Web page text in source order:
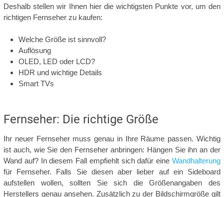
Deshalb stellen wir Ihnen hier die wichtigsten Punkte vor, um den
richtigen Fernseher zu kaufen:
Welche Größe ist sinnvoll?
Auflösung
OLED, LED oder LCD?
HDR und wichtige Details
Smart TVs
Fernseher: Die richtige Größe
Ihr neuer Fernseher muss genau in Ihre Räume passen. Wichtig
ist auch, wie Sie den Fernseher anbringen: Hängen Sie ihn an der
Wand auf? In diesem Fall empfiehlt sich dafür eine Wandhalterung
für Fernseher. Falls Sie diesen aber lieber auf ein Sideboard
aufstellen wollen, sollten Sie sich die Größenangaben des
Herstellers genau ansehen. Zusätzlich zu der Bildschirmgröße gilt